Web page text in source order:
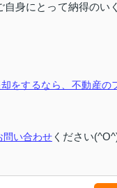
自身にとって納得のい
をするなら、不動産の
問い合わせ ください